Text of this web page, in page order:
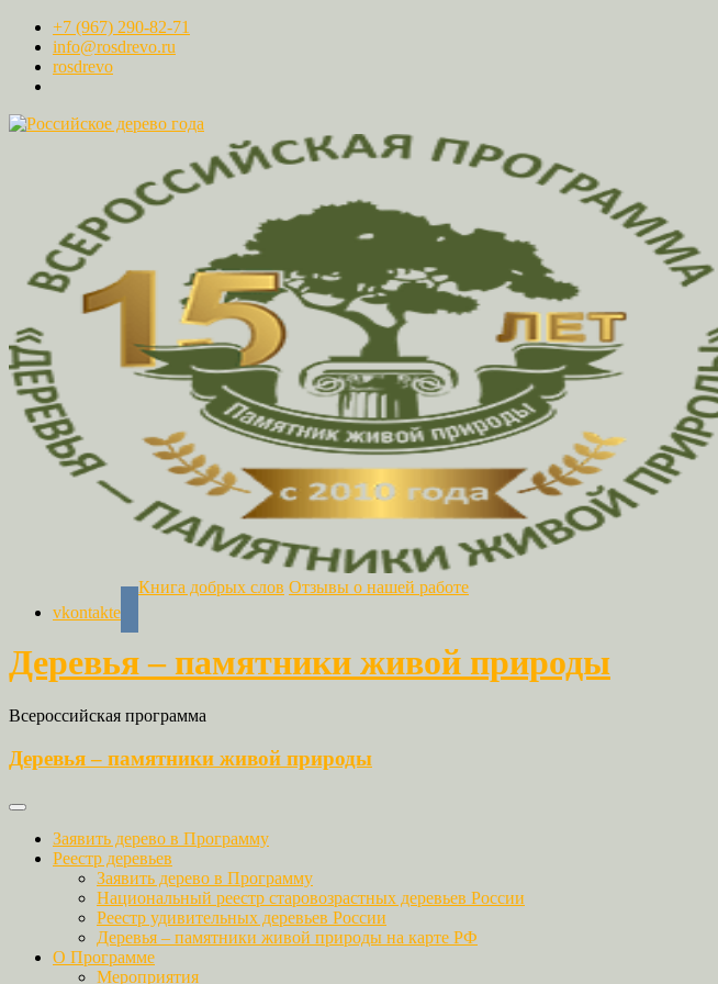
+7 (967) 290-82-71
info@rosdrevo.ru
rosdrevo
vkontakte
Книга добрых слов Отзывы о нашей работе
Деревья – памятники живой природы
Всероссийская программа
Деревья – памятники живой природы
Заявить дерево в Программу
Реестр деревьев
Заявить дерево в Программу
Национальный реестр старовозрастных деревьев России
Реестр удивительных деревьев России
Деревья – памятники живой природы на карте РФ
О Программе
Мероприятия